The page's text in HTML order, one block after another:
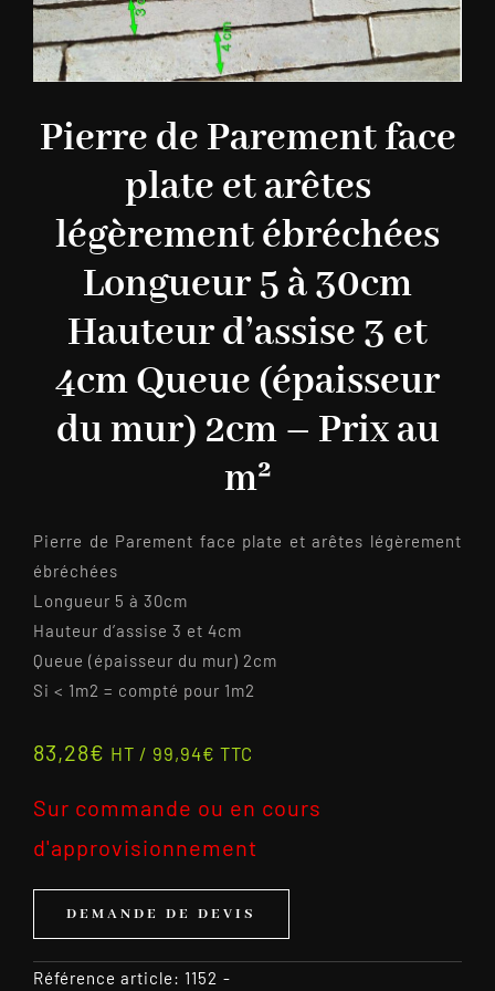
Pierre de Parement face
plate et arêtes
légèrement ébréchées
Longueur 5 à 30cm
Hauteur d’assise 3 et
4cm Queue (épaisseur
du mur) 2cm – Prix au
m²
Pierre de Parement face plate et arêtes légèrement
ébréchées
Longueur 5 à 30cm
Hauteur d’assise 3 et 4cm
Queue (épaisseur du mur) 2cm
Si < 1m2 = compté pour 1m2
83,28€ HT / 99,94€ TTC
Sur commande ou en cours
d'approvisionnement
DEMANDE DE DEVIS
Référence article: 1152 -